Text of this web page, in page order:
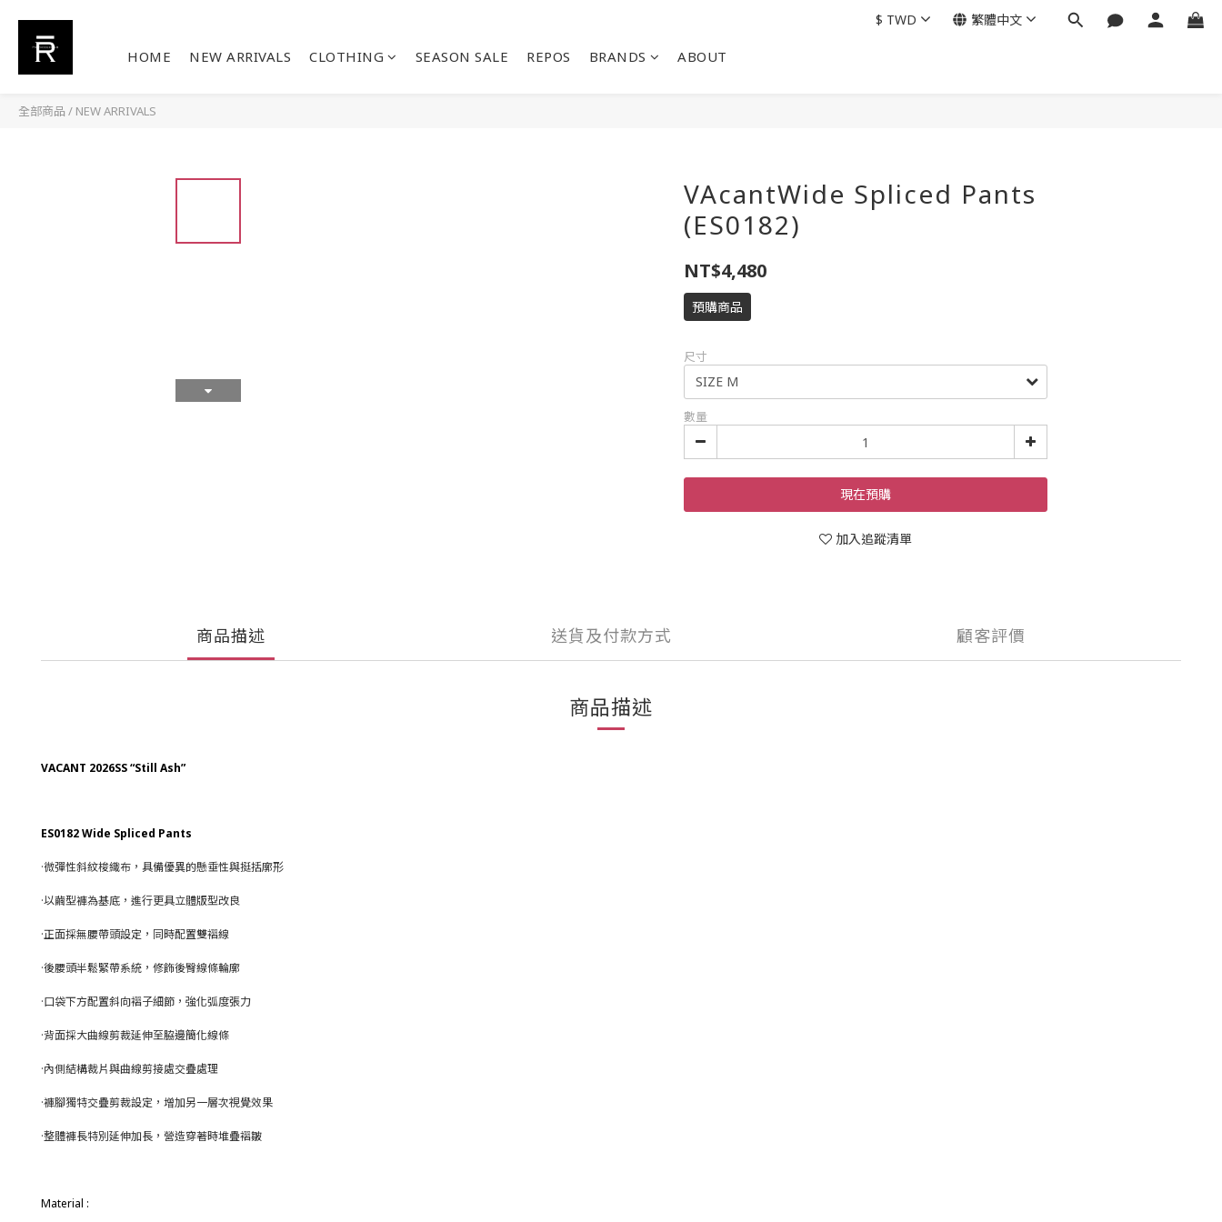
HOME NEW ARRIVALS CLOTHING SEASON SALE REPOS BRANDS ABOUT
$ TWD 繁體中文
全部商品 / NEW ARRIVALS
VAcantWide Spliced Pants
(ES0182)
NT$4,480
預購商品
尺寸
數量
現在預購
加入追蹤清單
商品描述 送貨及付款方式 顧客評價
商品描述
VACANT 2026SS “Still Ash”
ES0182 Wide Spliced Pants
·微彈性斜紋梭織布，具備優異的懸垂性與挺括廓形
·以繭型褲為基底，進行更具立體版型改良
·正面採無腰帶頭設定，同時配置雙褶線
·後腰頭半鬆緊帶系統，修飾後臀線條輪廓
·口袋下方配置斜向褶子細節，強化弧度張力
·背面採大曲線剪裁延伸至脇邊簡化線條
·內側結構裁片與曲線剪接處交疊處理
·褲腳獨特交疊剪裁設定，增加另一層次視覺效果
·整體褲長特別延伸加長，營造穿著時堆疊褶皺
Material :